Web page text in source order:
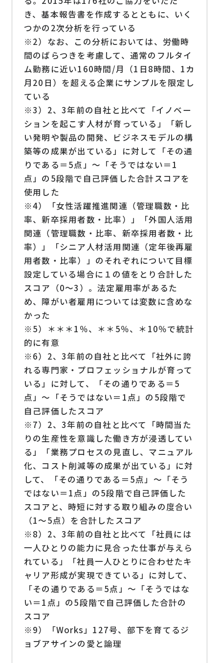
き、基本報告書を作成するとともに、いく
つかの2次分析を行っている
※2）なお、この分析においては、労働時
間のばらつきを考慮して、通常のフルタイ
ム勤務に近い160時間/月（1日8時間、1カ
月20日）を超える企業にサンプルを限定し
ている
※3）2、3年前の自社と比べて「イノベー
ションを起こす人材が育っている」「新し
い発明や製品の開発、ビジネスモデルの構
築等の成果が出ている」に対して「その通
りである＝5点」～「そうではない＝1
点」の5段階で自己評価した合計スコアを
使用した
※4）「女性活躍推進関連（管理職数・比
率、新卒採用者数・比率）」「外国人活用
関連（管理職数・比率、新卒採用者数・比
率）」「シニア人材活用関連（定年後再雇
用者数・比率）」のそれぞれについて目標
設定している場合に１の値をとり合計した
スコア（0～3）。法定雇用率があるた
め、障がい者雇用については変数に含めな
かった
※5）＊＊＊1％、＊＊5％、＊10％で統計
的に有意
※6）2、3年前の自社と比べて「社外に誇
れる専門家・プロフェッショナルが育って
いる」に対して、「その通りである＝5
点」～「そうではない＝1点」の5段階で
自己評価したスコア
※7）2、3年前の自社と比べて「時間当た
りの生産性を意識した働き方が浸透してい
る」「業務プロセスの見直し、マニュアル
化、コスト削減等の成果が出ている」に対
して、「その通りである＝5点」～「そう
ではない＝1点」の5段階で自己評価した
スコアと、時短に対する取り組みの度合い
（1～5点）を合計したスコア
※8）2、3年前の自社と比べて「社員には
一人ひとりの能力に見合った仕事が与えら
れている」「社員一人ひとりに合わせたキ
ャリア形成が実現できている」に対して、
「その通りである＝5点」～「そうではな
い＝1点」の5段階で自己評価した合計の
スコア
※9）「Works」127号、部下を育てるジ
ョブアサインの愛と論理